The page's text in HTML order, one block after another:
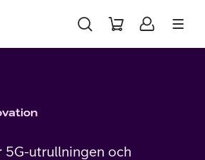
5G-utrullningen och